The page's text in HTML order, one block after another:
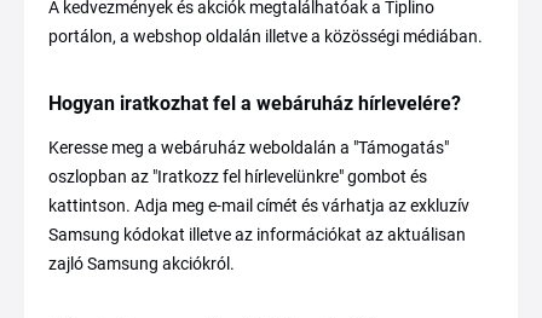
A kedvezmények és akciók megtalálhatóak a Tiplino
portálon, a webshop oldalán illetve a közösségi médiában.
Hogyan iratkozhat fel a webáruház hírlevelére?
Keresse meg a webáruház weboldalán a "Támogatás"
oszlopban az "Iratkozz fel hírlevelünkre" gombot és
kattintson. Adja meg e-mail címét és várhatja az exkluzív
Samsung kódokat illetve az információkat az aktuálisan
zajló Samsung akciókról.